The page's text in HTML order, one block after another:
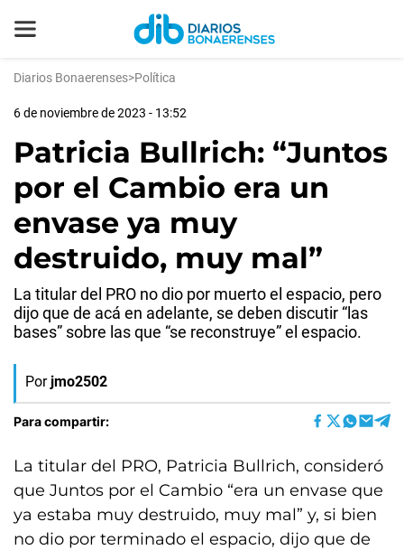
Diarios Bonaerenses>Política
6 de noviembre de 2023 - 13:52
Patricia Bullrich: “Juntos
por el Cambio era un
envase ya muy
destruido, muy mal”
La titular del PRO no dio por muerto el espacio, pero
dijo que de acá en adelante, se deben discutir “las
bases” sobre las que “se reconstruye” el espacio.
Por jmo2502
Para compartir:
La titular del PRO, Patricia Bullrich, consideró
que Juntos por el Cambio “era un envase que
ya estaba muy destruido, muy mal” y, si bien
no dio por terminado el espacio, dijo que de